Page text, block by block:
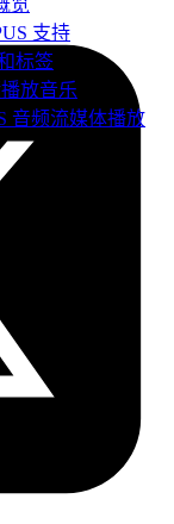
览
支持
标签
放音乐
音频流媒体播放